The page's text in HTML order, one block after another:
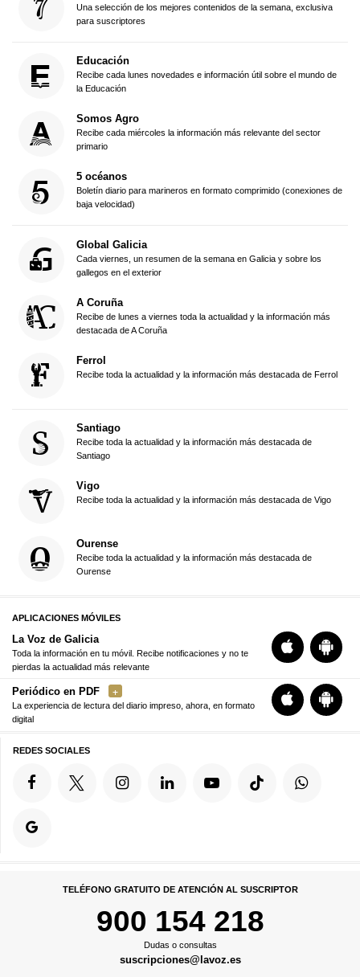
Una selección de los mejores contenidos de la semana, exclusiva
para suscriptores
Educación
Recibe cada lunes novedades e información útil sobre el mundo de
la Educación
Somos Agro
Recibe cada miércoles la información más relevante del sector
primario
5 océanos
Boletín diario para marineros en formato comprimido (conexiones de
baja velocidad)
Global Galicia
Cada viernes, un resumen de la semana en Galicia y sobre los
gallegos en el exterior
A Coruña
Recibe de lunes a viernes toda la actualidad y la información más
destacada de A Coruña
Ferrol
Recibe toda la actualidad y la información más destacada de Ferrol
Santiago
Recibe toda la actualidad y la información más destacada de
Santiago
Vigo
Recibe toda la actualidad y la información más destacada de Vigo
Ourense
Recibe toda la actualidad y la información más destacada de
Ourense
APLICACIONES MÓVILES
La Voz de Galicia
Toda la información en tu móvil. Recibe notificaciones y no te
pierdas la actualidad más relevante
Periódico en PDF
La experiencia de lectura del diario impreso, ahora, en formato
digital
REDES SOCIALES
TELÉFONO GRATUITO DE ATENCIÓN AL SUSCRIPTOR
900 154 218
Dudas o consultas
suscripciones@lavoz.es